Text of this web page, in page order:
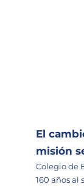
El
misión
Colegio de
160 años al